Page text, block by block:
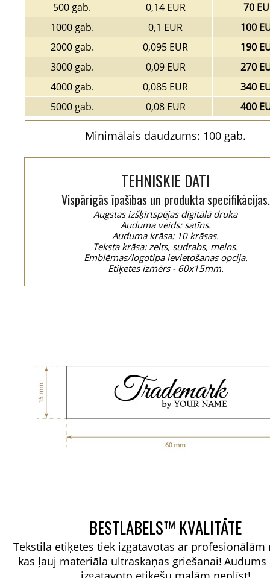
500 gab.
0,14 EUR
70
1000 gab.
0,1 EUR
100
2000 gab.
0,095 EUR
190
3000 gab.
0,09 EUR
270
4000 gab.
0,085 EUR
340
5000 gab.
0,08 EUR 400
Minimālais daudzums: 100 gab.
TEHNISKIE DATI
Vispārīgās īpašības un produkta specifikācijas.
Augstas izšķirtspējas digitālā druka
Auduma veids: satīns.
Auduma krāsa: 10 krāsas.
Teksta krāsa: zelts, sudrabs, melns.
Emblēmas/logotipa ievietošanas opcija.
Etiķetes izmērs - 60x15mm.
BESTLABELS™ KVALITĀTE
Tekstila etiķetes tiek izgatavotas ar profesionālām
kas ļauj materiāla ultraskaņas griešanai! Audums